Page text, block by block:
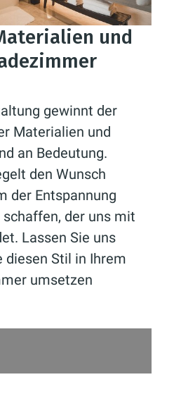
und
gewinnt der
Materialien und
an Bedeutung.
den Wunsch
der Entspannung
der uns mit
Lassen Sie uns
diesen Stil in Ihrem
umsetzen